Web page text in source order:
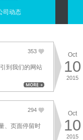
司动态
353
到我们的网站
Oct
10
2015
294
、页面停留时
Oct
10
2015